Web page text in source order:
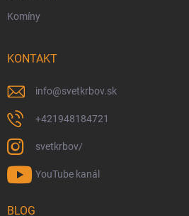
Komíny
KONTAKT
info@svetkrbov.sk
+421948184721
svetkrbov/
YouTube kanál
BLOG